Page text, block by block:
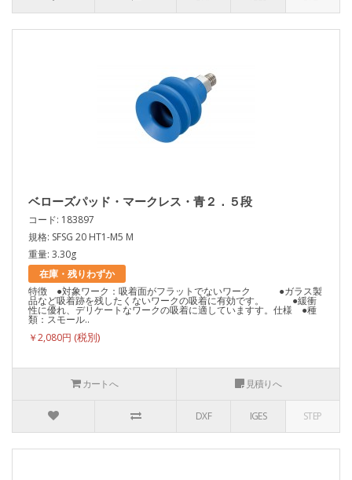
ベローズパッド・マークレス・青２．５段
コード: 183897
規格: SFSG 20 HT1-M5 M
重量: 3.30g
在庫・残りわずか
特徴 ●対象ワーク：吸着面がフラットでないワーク ●ガラス製
品など吸着跡を残したくないワークの吸着に有効です。 ●緩衝
性に優れ、デリケートなワークの吸着に適していますす。仕様 ●種
類：スモール..
￥2,080円
カートへ 見積りへ
DXF IGES STEP